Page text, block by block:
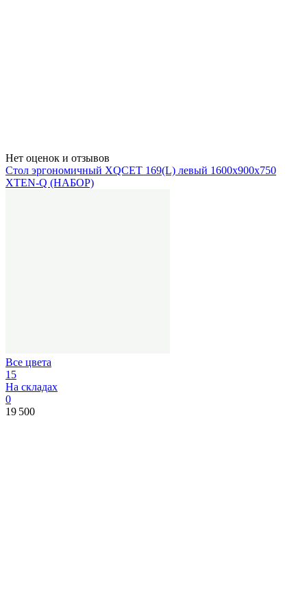
Нет оценок и отзывов
Стол эргономичный XQCET 169(L) левый 1600х900х750
XTEN-Q (НАБОР)
Все цвета
15
На складах
0
19 500